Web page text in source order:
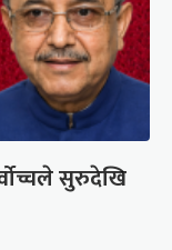
सुरुदेखि